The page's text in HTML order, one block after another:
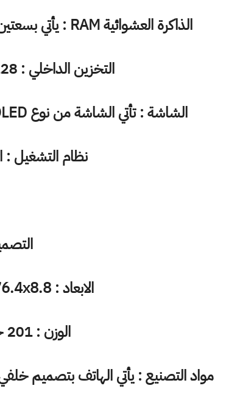
الذاكرة العشوائية RAM : يأتي بسعتين هما 6 جيجا بايت و8 جيجابايت
التخزين الداخلي : 512/128 جيجابايت
الشاشة : تأتي الشاشة من نوع Super AMOLED بحجم 6.4 بوصة
نظام التشغيل :
الابعاد : 161.9x76.4x8.8 مم
الوزن : 201 جرام فقط
مواد التصنيع : يأتي الهاتف بتصميم